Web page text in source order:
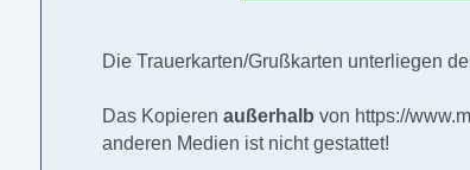
Die Trauerkarten/Grußkarten unterliegen
Das Kopierenaußerhalb von https://
anderen Medien ist nicht gestattet!